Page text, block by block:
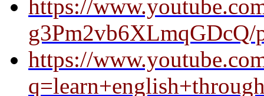
https://
g3Pm2vb6XLmqGDcQ/
https://